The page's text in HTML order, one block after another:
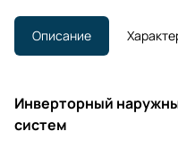
Описание
Инверторный
систем